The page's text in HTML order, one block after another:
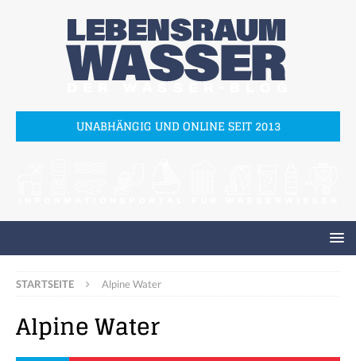
UNABHÄNGIG UND ONLINE SEIT 2013
STARTSEITE Alpine Water
Alpine Water